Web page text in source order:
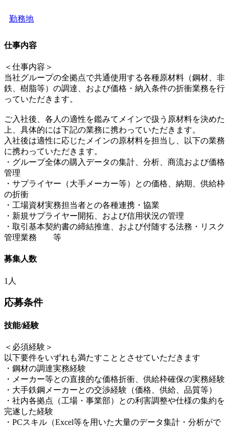
勤務地
仕事内容
＜仕事内容＞
当社グループの全拠点で共通使用する各種原材料（鋼材、非
鉄、樹脂等）の調達、および価格・納入条件の折衝業務を行
っていただきます。
ご入社後、各人の適性を鑑みてメインで扱う原材料を決めた
上、具体的には下記の業務に携わっていただきます。
入社後は適性に応じたメインの原材料を担当し、以下の業務
に携わっていただきます。
・グループ全体の購入データの集計、分析、商流および価格
管理
・サプライヤー（大手メーカー等）との価格、納期、供給枠
の折衝
・工場資材実務担当者との各種連携・協業
・新規サプライヤー開拓、および信用状況の管理
・取引基本契約書の締結推進、および付随する法務・リスク
管理業務 等
募集人数
1人
応募条件
技能/経験
＜必須経験＞
以下要件をいずれも満たすこととさせていただきます
・鋼材の調達実務経験
・メーカー等との直接的な価格折衝、供給枠確保の実務経験
・大手鉄鋼メーカーとの交渉経験（価格、供給、品質等）
・社内各拠点（工場・事業部）との利害調整や仕様の集約を
完遂した経験
・PCスキル（Excel等を用いた大量のデータ集計・分析がで